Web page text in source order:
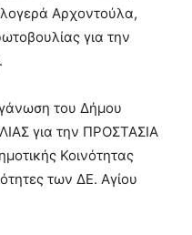
Αρχοντούλα,
για την
του Δήμου
για την ΠΡΟΣΤΑΣΙΑ
Κοινότητας
των ΔΕ. Αγίου